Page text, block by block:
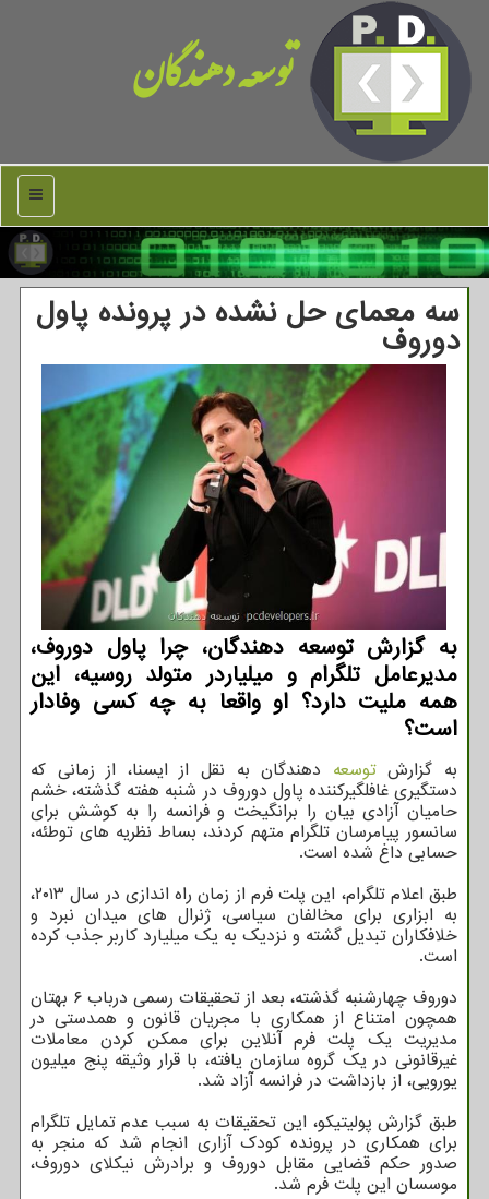
توسعه دهندگان
منو
سه معمای حل نشده در پرونده پاول
دوروف
به گزارش توسعه دهندگان، چرا پاول دوروف،
مدیرعامل تلگرام و میلیاردر متولد روسیه، این
همه ملیت دارد؟ او واقعا به چه کسی وفادار
است؟
به گزارشتوسعه دهندگان به نقل از ایسنا، از زمانی که
دستگیری غافلگیرکننده پاول دوروف در شنبه هفته گذشته، خشم
حامیان آزادی بیان را برانگیخت و فرانسه را به کوشش برای
سانسور پیامرسان تلگرام متهم کردند، بساط نظریه های توطئه،
حسابی داغ شده است.
طبق اعلام تلگرام، این پلت فرم از زمان راه اندازی در سال ۲۰۱۳،
به ابزاری برای مخالفان سیاسی، ژنرال های میدان نبرد و
خلافکاران تبدیل گشته و نزدیک به یک میلیارد کاربر جذب کرده
است.
دوروف چهارشنبه گذشته، بعد از تحقیقات رسمی درباب ۶ بهتان
همچون امتناع از همکاری با مجریان قانون و همدستی در
مدیریت یک پلت فرم آنلاین برای ممکن کردن معاملات
غیرقانونی در یک گروه سازمان یافته، با قرار وثیقه پنج میلیون
یورویی، از بازداشت در فرانسه آزاد شد.
طبق گزارش پولیتیکو، این تحقیقات به سبب عدم تمایل تلگرام
برای همکاری در پرونده کودک آزاری انجام شد که منجر به
صدور حکم قضایی مقابل دوروف و برادرش نیکلای دوروف،
موسسان این پلت فرم شد.